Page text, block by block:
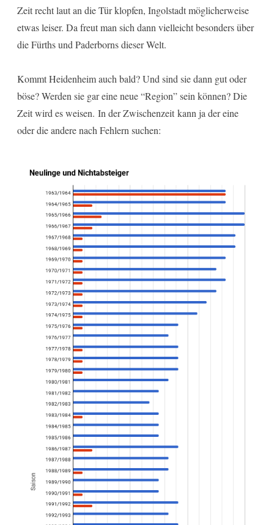
Zeit recht laut an die Tür klopfen, Ingolstadt möglicherweise
etwas leiser. Da freut man sich dann vielleicht besonders über
die Fürths und Paderborns dieser Welt.
Kommt Heidenheim auch bald? Und sind sie dann gut oder
böse? Werden sie gar eine neue “Region” sein können? Die
Zeit wird es weisen. In der Zwischenzeit kann ja der eine
oder die andere nach Fehlern suchen: